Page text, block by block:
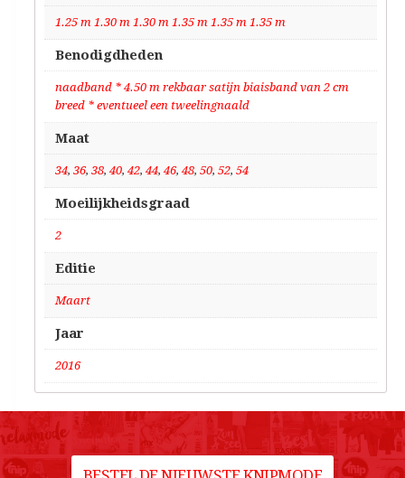
1.25 m 1.30 m 1.30 m 1.35 m 1.35 m 1.35 m
Benodigdheden
naadband * 4.50 m rekbaar satijn biaisband van 2 cm
breed * eventueel een tweelingnaald
Maat
34, 36, 38, 40, 42, 44, 46, 48, 50, 52, 54
Moeilijkheidsgraad
2
Editie
Maart
Jaar
2016